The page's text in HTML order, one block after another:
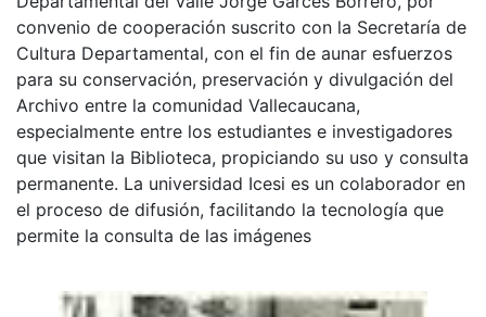
convenio de cooperación suscrito con la Secretaría de
Cultura Departamental, con el fin de aunar esfuerzos
para su conservación, preservación y divulgación del
Archivo entre la comunidad Vallecaucana,
especialmente entre los estudiantes e investigadores
que visitan la Biblioteca, propiciando su uso y consulta
permanente. La universidad Icesi es un colaborador en
el proceso de difusión, facilitando la tecnología que
permite la consulta de las imágenes